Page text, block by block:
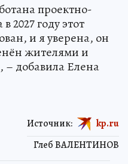
проектно-
2027 году этот
и я уверена, он
жителями и
– добавила Елена
Глеб ВАЛЕНТИНОВ
Источник: kp.ru